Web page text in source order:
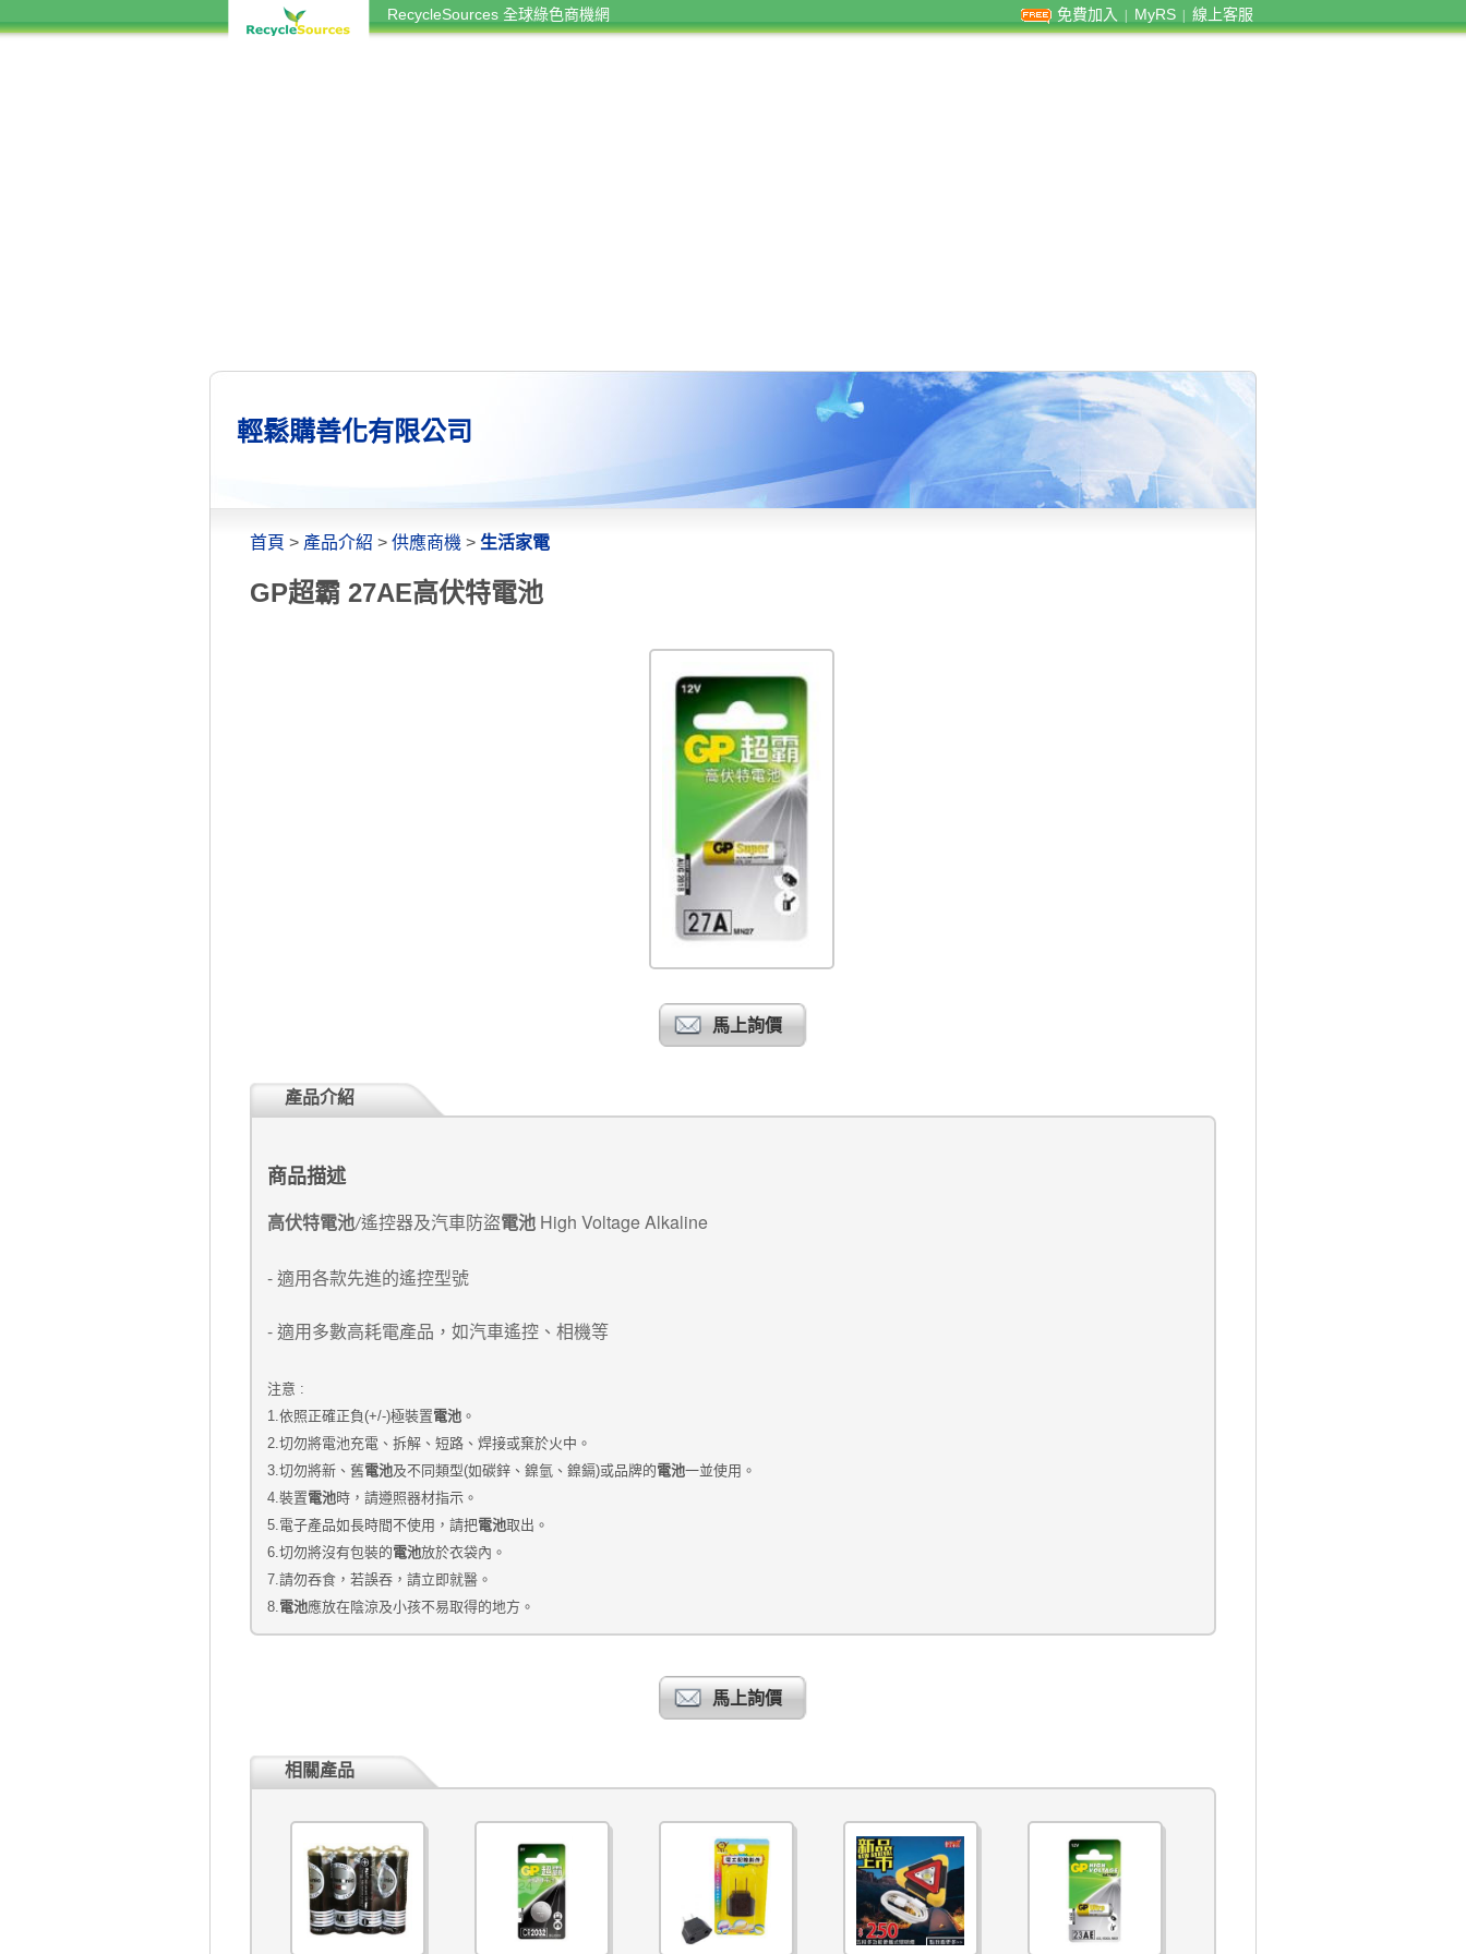
RecycleSources 全球綠色商機網 免費加入 MyRS 線上客服
輕鬆購善化有限公司
首頁 > 產品介紹 > 供應商機 > 生活家電
GP超霸 27AE高伏特電池
馬上詢價
產品介紹
商品描述
高伏特電池/遙控器及汽車防盜電池 High Voltage Alkaline
- 適用各款先進的遙控型號
-適用多數高耗電產品，如汽車遙控、相機等
注意 :
1.依照正確正負(+/-)極裝置電池 。
2.切勿將電池充電、拆解、短路、焊接或棄於火中。
3.切勿將新、舊電池及不同類型(如碳鋅、鎳氫、鎳鎘)或品牌的電池一並使用。
4.裝置電池時，請遵照器材指示。
5.電子產品如長時間不使用，請把電池取出。
6.切勿將沒有包裝的電池放於衣袋內。
7.請勿吞食，若誤吞，請立即就醫。
8. 電池應放在陰涼及小孩不易取得的地方。
馬上詢價
相關產品